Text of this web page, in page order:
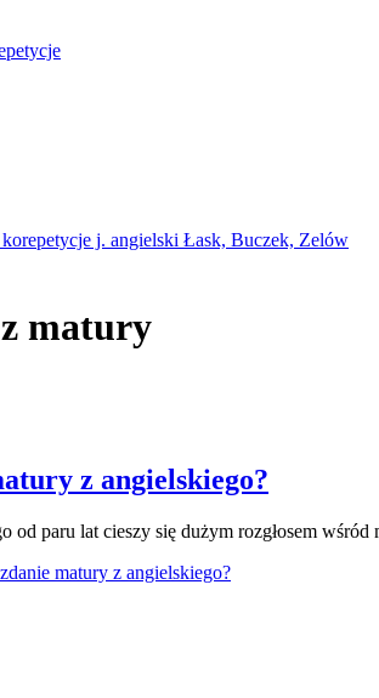
matury
z angielskiego?
od paru lat cieszy się dużym rozgłosem
matury z angielskiego?